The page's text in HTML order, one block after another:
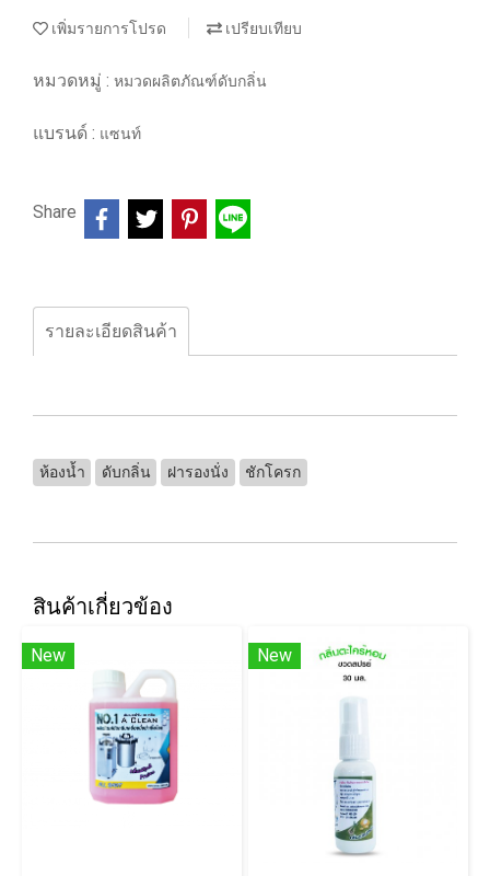
เพิ่มรายการโปรด เปรียบเทียบ
หมวดหมู่ : หมวดผลิตภัณฑ์ดับกลิ่น
แบรนด์ : แซนท์
Share
รายละเอียดสินค้า
ห้องน้ำ ดับกลิ่น ฝารองนั่ง ชักโครก
สินค้าเกี่ยวข้อง
New New